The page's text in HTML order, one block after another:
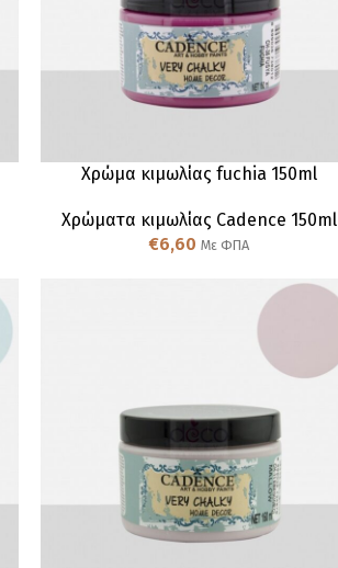
Χρώμα κιμωλίας fuchia 150ml
Χρώματα κιμωλίας Cadence 150ml
€6,60 Με ΦΠΑ